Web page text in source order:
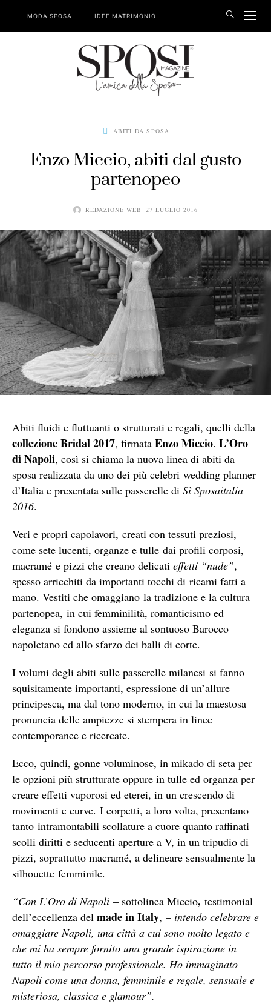
MODA SPOSA IDEE MATRIMONIO
ABITI DA SPOSA
Enzo Miccio, abiti dal gusto
partenopeo
REDAZIONE WEB 27 LUGLIO 2016
Abiti fluidi e fluttuanti o strutturati e regali, quelli della
collezione Bridal 2017, firmata Enzo Miccio. L’Oro
di Napoli, così si chiama la nuova linea di abiti da
sposa realizzata da uno dei più celebri wedding planner
d’Italia e presentata sulle passerelle di Sì Sposaitalia
2016.
Veri e propri capolavori, creati con tessuti preziosi,
come sete lucenti, organze e tulle dai profili corposi,
macramé e pizzi che creano delicati effetti “nude”,
spesso arricchiti da importanti tocchi di ricami fatti a
mano. Vestiti che omaggiano la tradizione e la cultura
partenopea, in cui femminilità, romanticismo ed
eleganza si fondono assieme al sontuoso Barocco
napoletano ed allo sfarzo dei balli di corte.
I volumi degli abiti sulle passerelle milanesi si fanno
squisitamente importanti, espressione di un’allure
principesca, ma dal tono moderno, in cui la maestosa
pronuncia delle ampiezze si stempera in linee
contemporanee e ricercate.
Ecco, quindi, gonne voluminose, in mikado di seta per
le opzioni più strutturate oppure in tulle ed organza per
creare effetti vaporosi ed eterei, in un crescendo di
movimenti e curve. I corpetti, a loro volta, presentano
tanto intramontabili scollature a cuore quanto raffinati
scolli diritti e seducenti aperture a V, in un tripudio di
pizzi, soprattutto macramé, a delineare sensualmente la
silhouette femminile.
“Con L’Oro di Napoli – sottolinea Miccio, testimonial
dell’eccellenza del made in Italy, – intendo celebrare e
omaggiare Napoli, una città a cui sono molto legato e
che mi ha sempre fornito una grande ispirazione in
tutto il mio percorso professionale. Ho immaginato
Napoli come una donna, femminile e regale, sensuale e
misteriosa, classica e glamour”.